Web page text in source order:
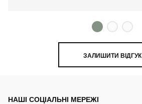
ЗАЛИШИТИ ВІДГУК
НАШІ СОЦІАЛЬНІ МЕРЕЖІ